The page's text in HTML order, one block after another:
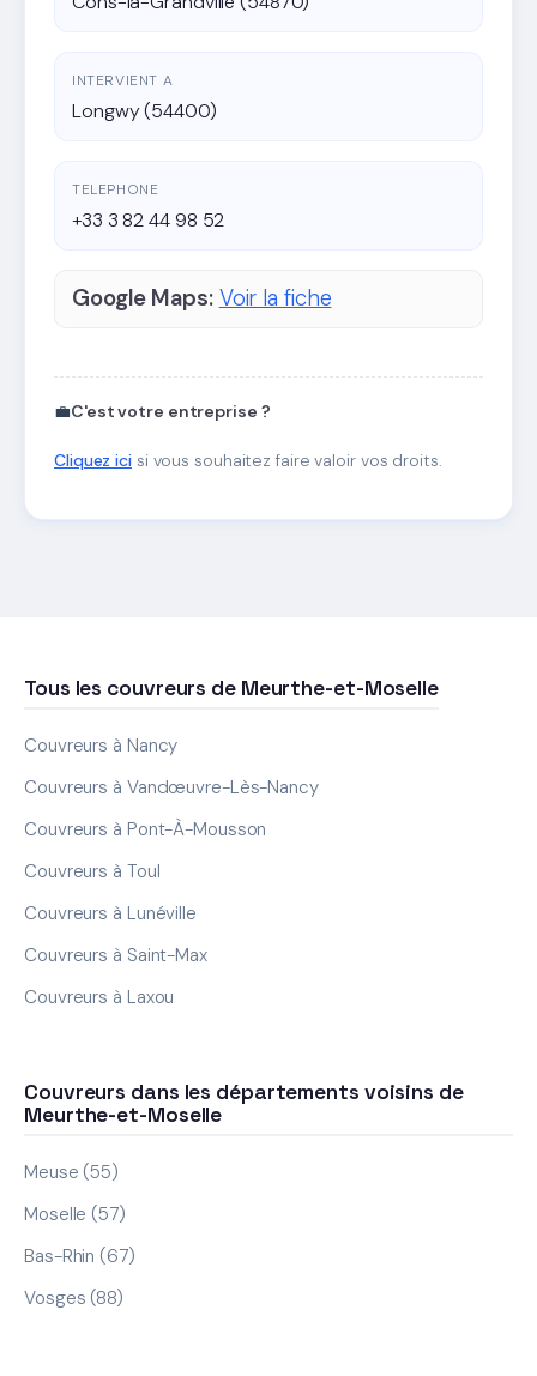
INTERVIENT A
Longwy (54400)
TELEPHONE
+33 3 82 44 98 52
Google Maps: Voir la fiche
💼C'est votre entreprise ?
Cliquez icisi vous souhaitez faire valoir vos droits.
Tous les couvreurs de Meurthe-et-Moselle
Couvreurs à Nancy
Couvreurs à Vandœuvre-Lès-Nancy
Couvreurs à Pont-À-Mousson
Couvreurs à Toul
Couvreurs à Lunéville
Couvreurs à Saint-Max
Couvreurs à Laxou
Couvreurs dans les départements voisins de
Meurthe-et-Moselle
Meuse (55)
Moselle (57)
Bas-Rhin (67)
Vosges (88)